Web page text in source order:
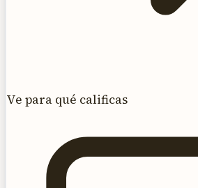
Ve para qué calificas